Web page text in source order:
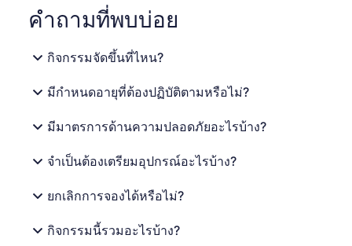
คำถามที่พบบ่อย
กิจกรรมจัดขึ้นที่ไหน?
มีกำหนดอายุที่ต้องปฏิบัติตามหรือไม่?
มีมาตรการด้านความปลอดภัยอะไรบ้าง?
จำเป็นต้องเตรียมอุปกรณ์อะไรบ้าง?
ยกเลิกการจองได้หรือไม่?
กิจกรรมนี้รวมอะไรบ้าง?